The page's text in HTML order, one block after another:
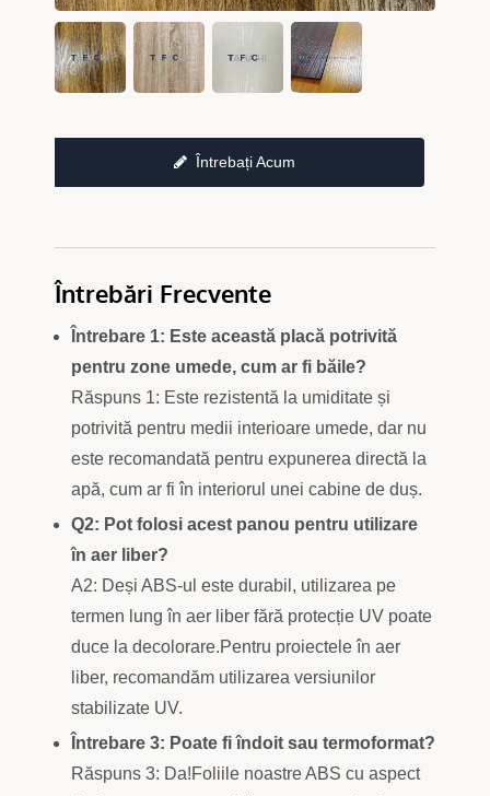
Întrebați Acum
Întrebări Frecvente
Întrebare 1: Este această placă potrivită
pentru zone umede, cum ar fi băile?
Răspuns 1: Este rezistentă la umiditate și
potrivită pentru medii interioare umede, dar nu
este recomandată pentru expunerea directă la
apă, cum ar fi în interiorul unei cabine de duș.
Q2: Pot folosi acest panou pentru utilizare
în aer liber?
A2: Deși ABS-ul este durabil, utilizarea pe
termen lung în aer liber fără protecție UV poate
duce la decolorare.Pentru proiectele în aer
liber, recomandăm utilizarea versiunilor
stabilizate UV.
Întrebare 3: Poate fi îndoit sau termoformat?
Răspuns 3: Da!Foliile noastre ABS cu aspect